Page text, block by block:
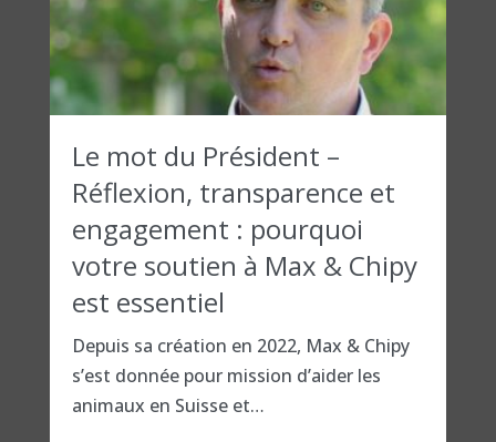
Le mot du Président –
Réflexion, transparence et
engagement : pourquoi
votre soutien à Max & Chipy
est essentiel
Depuis sa création en 2022, Max & Chipy
s’est donnée pour mission d’aider les
animaux en Suisse et…